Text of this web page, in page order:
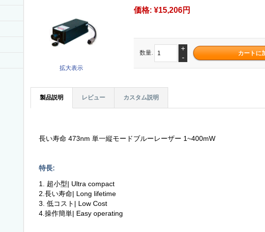
拡大表示
価格:¥15,206円
数量.
+
-
製品説明 レビュー カスタム説明
長い寿命 473nm 単一縦モードブルーレーザー 1~400mW
特長:
1. 超小型| Ultra compact
2.長い寿命| Long lifetime
3. 低コスト| Low Cost
4.操作簡単| Easy operating